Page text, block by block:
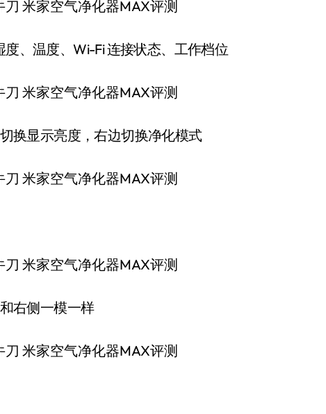
、温度、Wi-Fi 连接状态、工作档位
换显示亮度，右边切换净化模式
右侧一模一样